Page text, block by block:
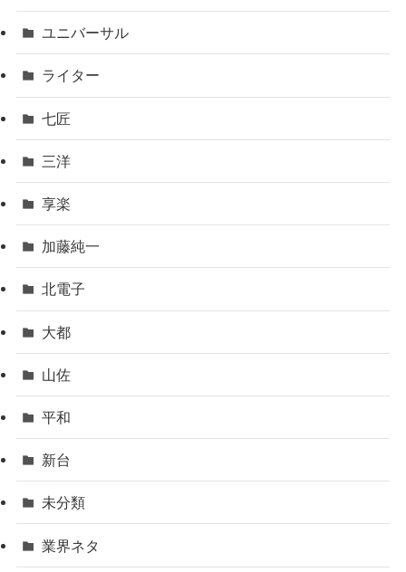
ユニバーサル
ライター
七匠
三洋
享楽
加藤純一
北電子
大都
山佐
平和
新台
未分類
業界ネタ